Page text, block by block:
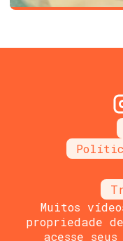
Muitos
propriedade
acesse